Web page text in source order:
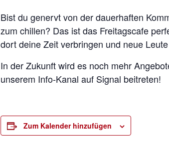
Bist du genervt von der dauerhaften
zum chillen? Das ist das Freitagscafe
dort deine Zeit verbringen und neue
In der Zukunft wird es noch mehr
unserem Info-Kanal auf Signal beitreten!
Zum Kalender hinzufügen